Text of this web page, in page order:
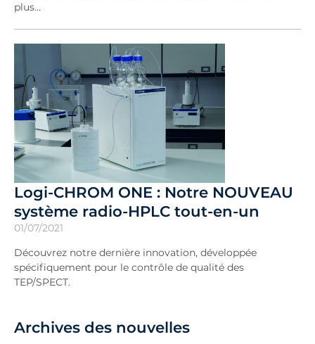
plus…
Logi-CHROM ONE : Notre NOUVEAU
système radio-HPLC tout-en-un
01/07/2021
Découvrez notre dernière innovation, développée
spécifiquement pour le contrôle de qualité des
TEP/SPECT.
Archives des nouvelles